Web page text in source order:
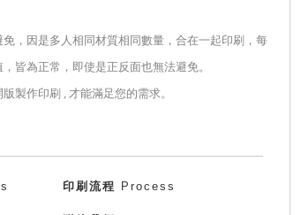
，因是多人相同材質相同數量，合在一起印刷，每
皆為正常，即使是正反面也無法避免。
製作印刷 , 才能滿足您的需求。
印刷流程 Process